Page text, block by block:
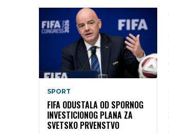
SPORT
FIFA ODUSTALA OD SPORNOG
INVESTICIONOG PLANA ZA
SVETSKO PRVENSTVO